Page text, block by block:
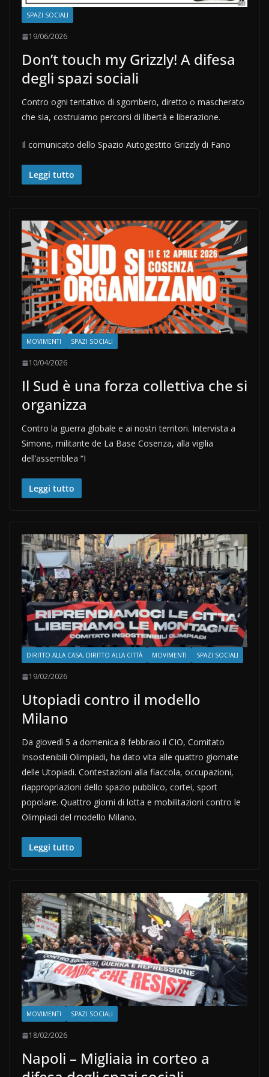
SPAZI SOCIALI
19/06/2026
Don’t touch my Grizzly! A difesa
degli spazi sociali
Contro ogni tentativo di sgombero, diretto o mascherato
che sia, costruiamo percorsi di libertà e liberazione.
Il comunicato dello Spazio Autogestito Grizzly di Fano
Leggi tutto
MOVIMENTI SPAZI SOCIALI
10/04/2026
Il Sud è una forza collettiva che si
organizza
Contro la guerra globale e ai nostri territori. Intervista a
Simone, militante de La Base Cosenza, alla vigilia
dell’assemblea “I
Leggi tutto
DIRITTO ALLA CASA, DIRITTO ALLA CITTÀ MOVIMENTI SPAZI SOCIALI
19/02/2026
Utopiadi contro il modello
Milano
Da giovedì 5 a domenica 8 febbraio il CIO, Comitato
Insostenibili Olimpiadi, ha dato vita alle quattro giornate
delle Utopiadi. Contestazioni alla fiaccola, occupazioni,
riappropriazioni dello spazio pubblico, cortei, sport
popolare. Quattro giorni di lotta e mobilitazioni contro le
Olimpiadi del modello Milano.
Leggi tutto
MOVIMENTI SPAZI SOCIALI
18/02/2026
Napoli – Migliaia in corteo a